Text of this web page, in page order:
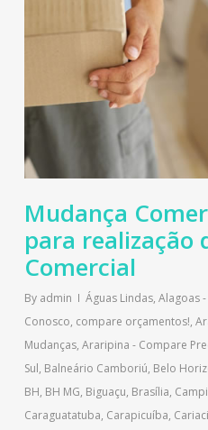
Mudança
para realização
Comercial
By admin Águas Lindas, Alagoas
Conosco, compare orçamentos!,
Mudanças, Araripina - Compare
Sul, Balneário Camboriú, Belo
BH, BH MG, Biguaçu, Brasília,
Caraguatatuba, Carapicuíba,